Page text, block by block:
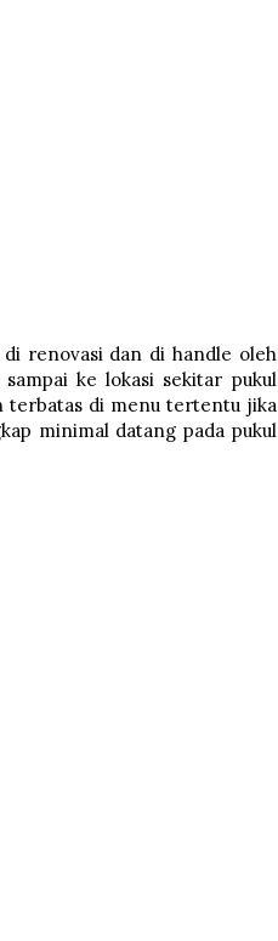
renovasi dan di handle oleh
ke lokasi sekitar pukul
terbatas di menu tertentu jika
minimal datang pada pukul